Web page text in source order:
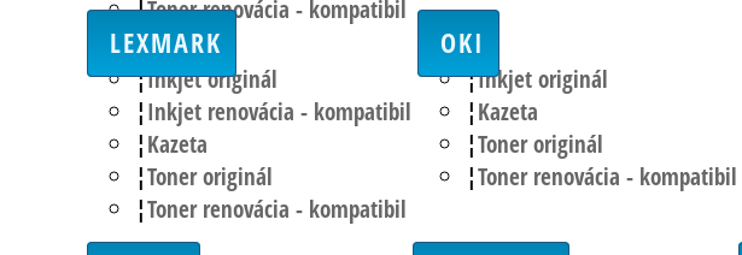
Toner renovácia - kompatibil
LEXMARK
Inkjet originál
Inkjet renovácia - kompatibil
Kazeta
Toner originál
Toner renovácia - kompatibil
OKI
Inkjet originál
Kazeta
Toner originál
Toner renovácia - kompatibil